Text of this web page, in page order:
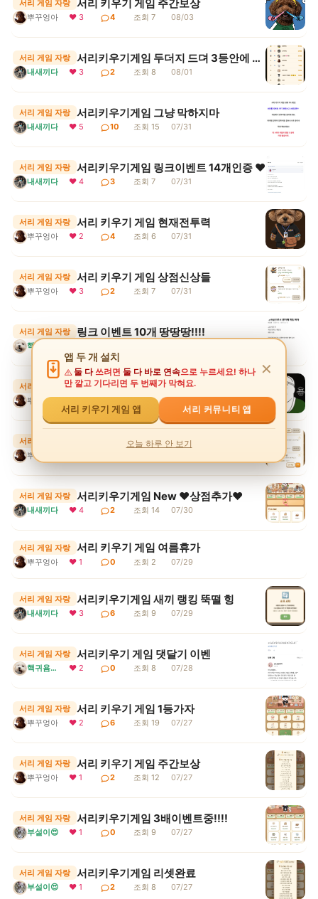
서리 게임 자랑 서리 키우기 게임 주간보상
뿌꾸엉아 ❤ 3 4 조회 7 08/03
서리 게임 자랑 서리키우기게임 두더지 드뎌 3등안에 들어땨
내새끼다 ❤ 3 2 조회 8 08/01
서리 게임 자랑 서리키우기게임 그냥 막하지마
내새끼다 ❤ 5 10 조회 15 07/31
서리 게임 자랑 서리키우기게임 링크이벤트 14개인증 ♥
내새끼다 ❤ 4 3 조회 7 07/31
서리 게임 자랑 서리 키우기 게임 현재전투력
뿌꾸엉아 ❤ 2 4 조회 6 07/31
서리 게임 자랑 서리 키우기 게임 상점신상들
뿌꾸엉아 ❤ 3 2 조회 7 07/31
서리 게임 자랑 링크 이벤트 10개 땅땅땅!!!!
서리 게임 자랑 서리 키우기게임 몇시간째..
뿌꾸엉아 조회 11
서리 게임 자랑 서리 키우기 게임 상점에 강화석을?
뿌꾸엉아
서리 게임 자랑 서리키우기게임 New ♥상점추가♥
내새끼다 ❤ 4 2 조회 14 07/30
서리 게임 자랑 서리 키우기 게임 여름휴가
뿌꾸엉아 ❤ 1 0 조회 2 07/29
서리 게임 자랑 서리키우기게임 새끼 랭킹 뚝떨 힝
내새끼다 ❤ 3 6 조회 9 07/29
서리 게임 자랑 서리키우기 게임 댓달기 이벤
핵귀욤서리 ❤ 2 0 조회 8 07/28
서리 게임 자랑 서리 키우기 게임 1등가자
뿌꾸엉아 ❤ 2 6 조회 19 07/27
서리 게임 자랑 서리 키우기 게임 주간보상
뿌꾸엉아 ❤ 1 2 조회 12 07/27
서리 게임 자랑 서리키우기게임 3배이벤트중!!!!
부설이😍 ❤ 1 0 조회 9 07/27
서리 게임 자랑 서리키우기게임 리셋완료
부설이😍 ❤ 1 2 조회 8 07/27
앱 두 개 설치
둘 다쓰려면 둘 다 바로 연속으로 누르세요! 하나
만 깔고 기다리면 두 번째가 막혀요.
✕
서리 키우기 게임 앱 서리 커뮤니티 앱
오늘 하루 안 보기